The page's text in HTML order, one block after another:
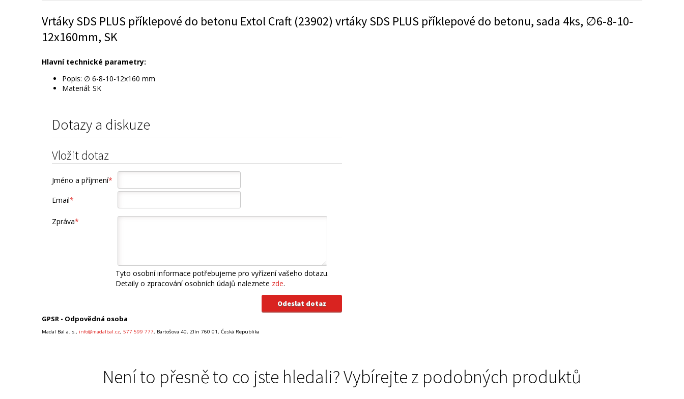
Vrtáky SDS PLUS příklepové do betonu Extol Craft (23902) vrtáky SDS PLUS příklepové do betonu, sada 4ks, ∅6-8-10-
12x160mm, SK
Hlavní technické parametry:
Popis: ∅ 6-8-10-12x160 mm
Materiál: SK
Dotazy a diskuze
Vložit dotaz
Jméno a příjmení*
Email*
Zpráva*
Tyto osobní informace potřebujeme pro vyřízení vašeho dotazu.
Detaily o zpracování osobních údajů naleznete zde.
GPSR - Odpovědná osoba
Madal Bal a. s., info@madalbal.cz, 577 599 777, Bartošova 40, Zlín 760 01, Česká Republika
Není to přesně to co jste hledali? Vybírejte z podobných produktů